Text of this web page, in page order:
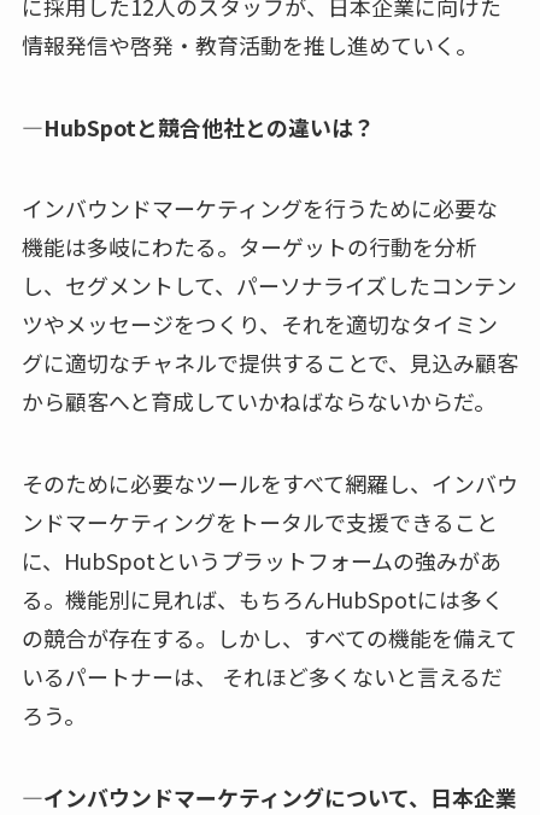
情報発信や啓発・教育活動を推し進めていく。
—HubSpotと競合他社との違いは？
インバウンドマーケティングを行うために必要な
機能は多岐にわたる。ターゲットの行動を分析
し、セグメントして、パーソナライズしたコンテン
ツやメッセージをつくり、それを適切なタイミン
グに適切なチャネルで提供することで、見込み顧客
から顧客へと育成していかねばならないからだ。
そのために必要なツールをすべて網羅し、インバウ
ンドマーケティングをトータルで支援できること
に、HubSpotというプラットフォームの強みがあ
る。機能別に見れば、もちろんHubSpotには多く
の競合が存在する。しかし、すべての機能を備えて
いるパートナーは、 それほど多くないと言えるだ
ろう。
—インバウンドマーケティングについて、日本企業